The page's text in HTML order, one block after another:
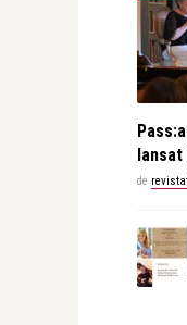
lansat
de